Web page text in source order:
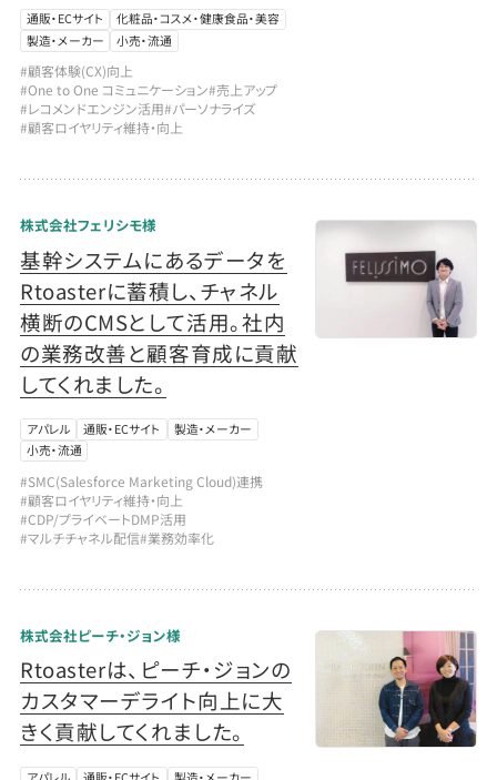
通販・ECサイト
化粧品・コスメ・健康食品・美容
製造・メーカー
小売・流通
#顧客体験(CX)向上
#One to One コミュニケーション#売上アップ
#レコメンドエンジン活用#パーソナライズ
#顧客ロイヤリティ維持・向上
株式会社フェリシモ様
基幹システムにあるデータを
Rtoasterに蓄積し、チャネル
横断のCMSとして活用。社内
の業務改善と顧客育成に貢献
してくれました。
アパレル 通販・ECサイト
製造・メーカー
小売・流通
#SMC(Salesforce Marketing Cloud)連携
#顧客ロイヤリティ維持・向上
#CDP/プライベートDMP活用
#マルチチャネル配信#業務効率化
株式会社ピーチ・ジョン様
Rtoasterは、ピーチ・ジョンの
カスタマーデライト向上に大
きく貢献してくれました。